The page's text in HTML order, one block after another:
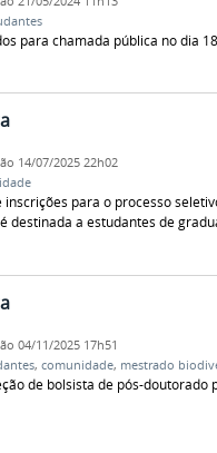
para chamada pública no dia 18
14/07/2025 22h02
para o processo
destinada a estudantes de
04/11/2025 17h51
, comunidade, mestrado
de bolsista de pós-doutorado